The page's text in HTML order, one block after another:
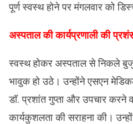
पूर्ण स्वस्थ होने पर मंगलवार को
अस्पताल की कार्यप्रणाली की
स्वस्थ होकर अस्पताल से निकले
भावुक हो उठे। उन्होंने एसएन
डॉ. प्रशांत गुप्ता और उपचार करने
कार्यकुशलता की सराहना की।